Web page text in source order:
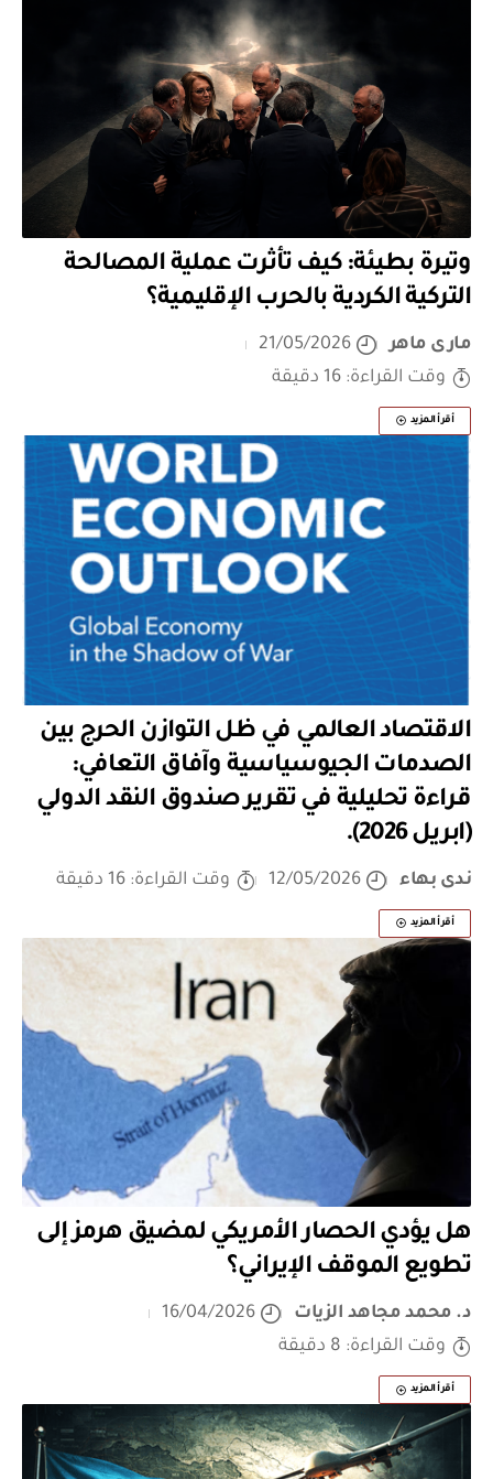
وتيرة بطيئة: كيف تأثرت عملية المصالحة
التركية الكردية بالحرب الإقليمية؟
مارى ماهر
21/05/2026
وقت القراءة: 16 دقيقة
أقرأ المزيد
الاقتصاد العالمي في ظل التوازن الحرج بين
الصدمات الجيوسياسية وآفاق التعافي:
قراءة تحليلية في تقرير صندوق النقد الدولي
(ابريل 2026).
ندى بهاء 12/05/2026 وقت القراءة: 16 دقيقة
أقرأ المزيد
هل يؤدي الحصار الأمريكي لمضيق هرمز إلى
تطويع الموقف الإيراني؟
د. محمد مجاهد الزيات
16/04/2026
وقت القراءة: 8 دقيقة
أقرأ المزيد